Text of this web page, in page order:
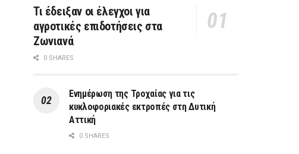
Τι έδειξαν οι έλεγχοι για
αγροτικές επιδοτήσεις στα
Ζωνιανά
0 SHARES
Ενημέρωση της Τροχαίας για τις
κυκλοφοριακές εκτροπές στη Δυτική
Αττική
0 SHARES